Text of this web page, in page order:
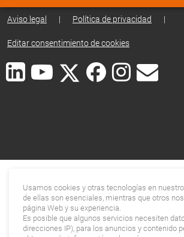
Aviso legal | Política de privacidad |
Editar consentimiento de cookies
Usamos cookies y otras tecnologías en
de ellas son esenciales, mientras que otros
página Web y su experiencia.
Es posible que algunos servicios necesiten
direcciones IP), para los anuncios y contenido